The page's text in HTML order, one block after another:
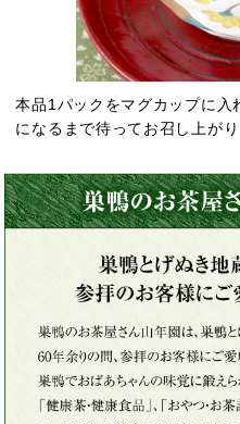
本品1パックをマグカップに入
になるまで待ってお召し上がり